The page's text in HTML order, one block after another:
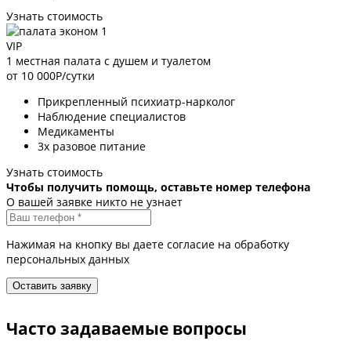
Узнать стоимость
VIP
1 местная палата с душем и туалетом
от 10 000Р/сутки
Прикрепленный психиатр-нарколог
Наблюдение специалистов
Медикаменты
3х разовое питание
Узнать стоимость
Чтобы получить помощь, оставьте номер телефона
О вашей заявке никто не узнает
Нажимая на кнопку вы даете согласие на обработку
персональных данных
Часто задаваемые вопросы